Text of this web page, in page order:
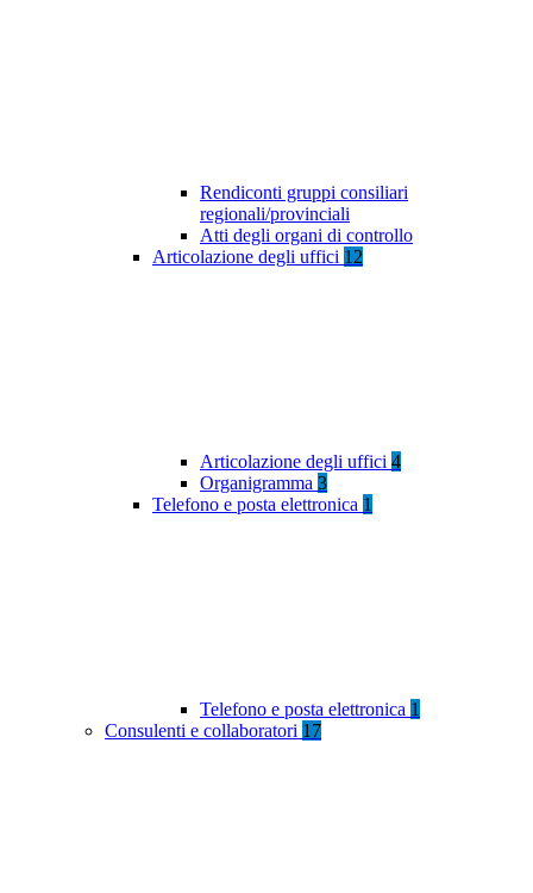
Rendiconti gruppi consiliari
regionali/provinciali
Atti degli organi di controllo
Articolazione degli uffici 12
Articolazione degli uffici 4
Organigramma 3
Telefono e posta elettronica 1
Telefono e posta elettronica 1
Consulenti e collaboratori 17